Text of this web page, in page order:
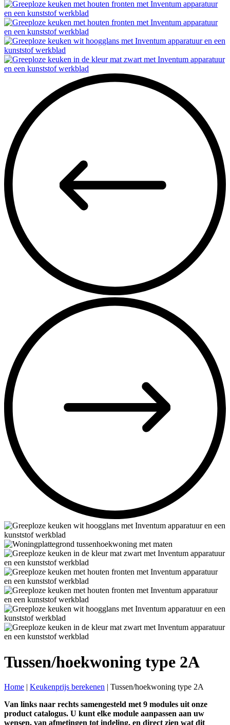
Tussen/hoekwoning type 2A
Home | Keukenprijs berekenen | Tussen/hoekwoning type 2A
Van links naar rechts samengesteld met 9 modules uit onze
product catalogus. U kunt elke module aanpassen aan uw
wensen, van afmetingen tot indeling, en direct zien wat dit